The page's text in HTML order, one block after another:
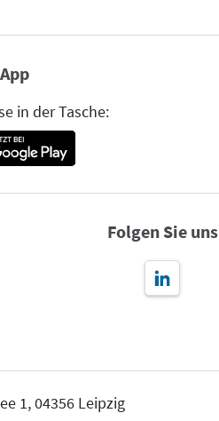
in der Tasche:
Folgen Sie uns
1, 04356 Leipzig